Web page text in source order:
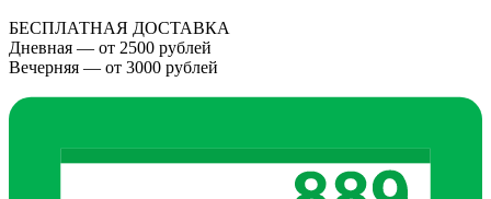
БЕСПЛАТНАЯ ДОСТАВКА
Дневная — от 2500 рублей
Вечерняя — от 3000 рублей